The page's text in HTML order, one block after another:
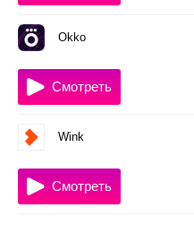
Okko
Смотреть
Wink
Смотреть